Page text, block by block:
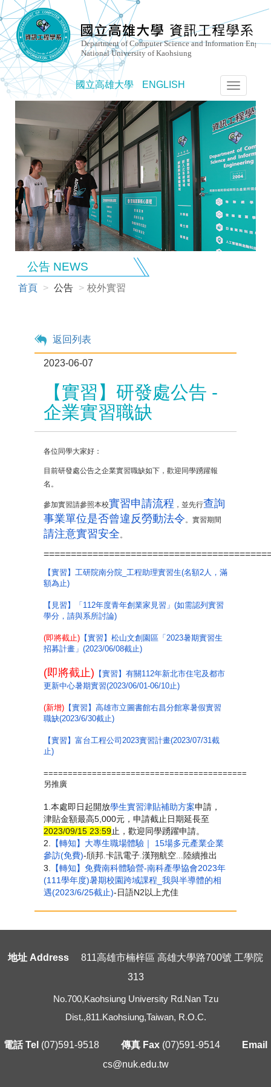
國立高雄大學 ENGLISH
選
單
切
換
公告 NEWS
首頁 公告 校外實習
返回列表
2023-06-07
【實習】研發處公告 -
企業實習職缺
各位同學大家好：
目前研發處公告之企業實習職缺如下，歡迎同學踴躍報
名。
參加實習請參照本校實習申請流程 ，並先行查詢
事業單位是否曾違反勞動法令。實習期間
請注意實習安全。
【實習】工研院南分院_工程助理實習生(名額2人，滿
額為止)
【見習】「112年度青年創業家見習」(如需認列實習
學分，請與系所討論)
(即將截止)【實習】松山文創園區「2023暑期實習生
招募計畫」(2023/06/08截止)
(即將截止) 【實習】有關112年新北市住宅及都市
更新中心暑期實習(2023/06/01-06/10止)
(新增)【實習】高雄市立圖書館右昌分館寒暑假實習
職缺(2023/6/30截止)
【實習】富台工程公司2023實習計畫(2023/07/31截
止)
==========================================
另推廣
1.本處即日起開放學生實習津貼補助方案申請，
津貼金額最高5,000元，申請截止日期延長至
2023/09/15 23:59止，歡迎同學踴躍申請。
2. 【轉知】大專生職場體驗｜ 15場多元產業企業
參訪(免費)- 頎邦.卡訊電子.漢翔航空...陸續推出
3. 【轉知】免費南科體驗營-南科產學協會2023年
(111學年度)暑期校園跨域課程_我與半導體的相
遇(2023/6/25截止)-日語N2以上尤佳
地址 Address 811高雄市楠梓區 高雄大學路700號 工學院
313
No.700,Kaohsiung University Rd.Nan Tzu
Dist.,811.Kaohsiung,Taiwan, R.O.C.
電話 Tel (07)591-9518 傳真 Fax (07)591-9514
Email
cs@nuk.edu.tw